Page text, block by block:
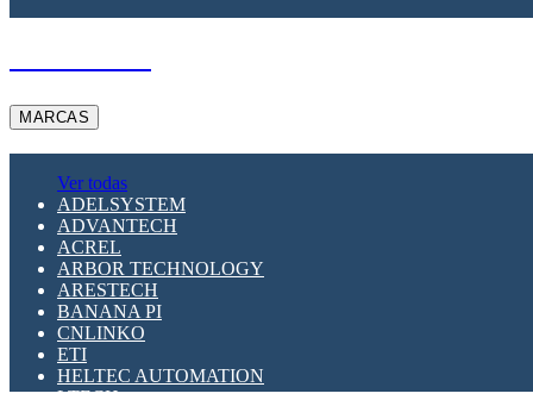
MARCAS
Ver todas
ADELSYSTEM
ADVANTECH
ACREL
ARBOR TECHNOLOGY
ARESTECH
BANANA PI
CNLINKO
ETI
HELTEC AUTOMATION
LTECH